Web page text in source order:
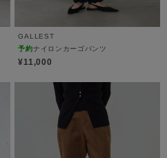
GALLEST
予約ナイロンカーゴパンツ
¥11,000